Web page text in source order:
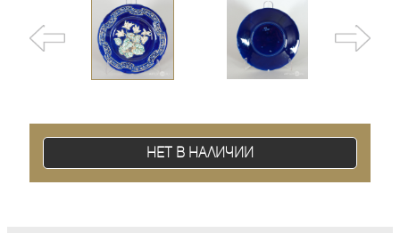
Нет в наличии